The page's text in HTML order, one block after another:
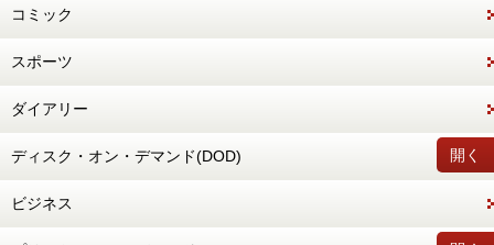
コミック
スポーツ
ダイアリー
開く
ディスク・オン・デマンド(DOD)
ビジネス